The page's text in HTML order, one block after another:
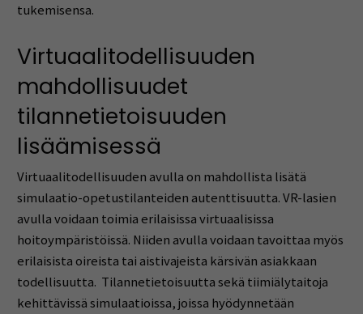
tukemisensa.
Virtuaalitodellisuuden
mahdollisuudet
tilannetietoisuuden
lisäämisessä
Virtuaalitodellisuuden avulla on mahdollista lisätä
simulaatio-opetustilanteiden autenttisuutta. VR-lasien
avulla voidaan toimia erilaisissa virtuaalisissa
hoitoympäristöissä. Niiden avulla voidaan tavoittaa myös
erilaisista oireista tai aistivajeista kärsivän asiakkaan
todellisuutta. Tilannetietoisuutta sekä tiimiälytaitoja
kehittävissä simulaatioissa, joissa hyödynnetään